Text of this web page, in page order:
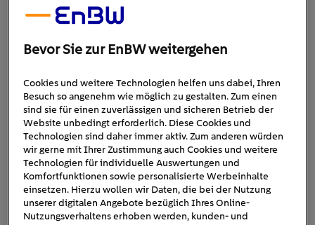
konnte man den T10X
der Ferne bestaunen, während er inderTürkei
Auslieferung im Mai 202315.000Fahrzeuge eine*n
Abnehmer*in. Der Preis für den T10Xliegt in der Türkei
bei1,4 Millionen Lira(ca.40.400 Euro ).Wieviel das
vermutlich ab Herbst erhältliche E-Autoin Deutschland
kosten wird, ist derzeit noch nicht bekannt.
Bevor Sie zur EnBW weitergehen
Cookies und weitere Technologien helfen uns dabei, Ihren
Besuch so angenehm wie möglich zu gestalten. Zum einen
sind sie für einen zuverlässigen und sicheren Betrieb der
Website unbedingt erforderlich. Diese Cookies und
Technologien sind daher immer aktiv. Zum anderen würden
wir gerne mit Ihrer Zustimmung auch Cookies und weitere
Technologien für individuelle Auswertungen und
Komfortfunktionen sowie personalisierte Werbeinhalte
einsetzen. Hierzu wollen wir Daten, die bei der Nutzung
unserer digitalen Angebote bezüglich Ihres Online-
Nutzungsverhaltens erhoben werden, kunden- und